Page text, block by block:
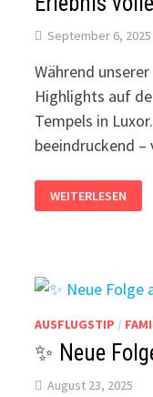
September 6, 2025
Während
Highlights auf
Tempels in
beeindruckend
BESUCH
IM
VOLLER
WEITERLESEN
AUSFLUGSTIP /
✨ Neue
August 23, 2025